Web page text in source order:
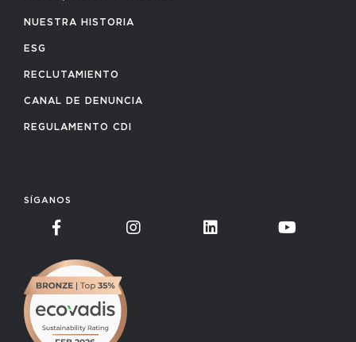
NUESTRA HISTORIA
ESG
RECLUTAMIENTO
CANAL DE DENUNCIA
REGULAMENTO CDI
SÍGANOS